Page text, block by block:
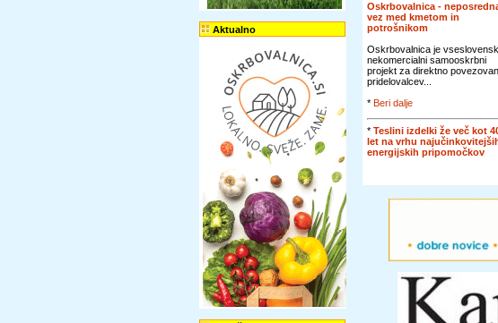
Aktualno
Oskrbovalnica -
vez med kmetom in
potrošnikom
Oskrbovalnica je
nekomercialni samooskrbni
projekt za direktno
pridelovalcev...
* Beri dalje
* Teslini izdelki že več kot
let na vrhu
energijskih pripomočkov